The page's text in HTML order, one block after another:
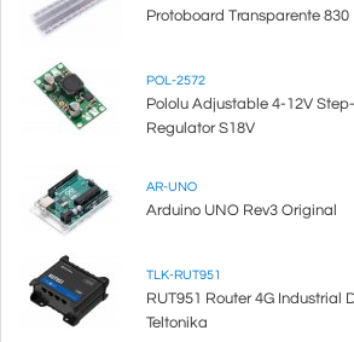
Protoboard Transparente 830
POL-2572
Pololu Adjustable 4-12V
Regulator S18V
AR-UNO
Arduino UNO Rev3 Original
TLK-RUT951
RUT951 Router 4G Industrial
Teltonika